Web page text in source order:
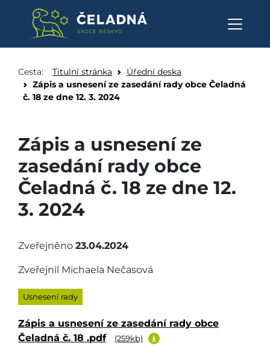
Cesta: Titulní stránka
Úřední deska
Zápis a usnesení ze zasedání rady obce Čeladná
č. 18 ze dne 12. 3. 2024
Zápis a usnesení ze
zasedání rady obce
Čeladná č. 18 ze dne 12.
3. 2024
Zveřejněno 23.04.2024
Zveřejnil Michaela Nečasová
Usnesení rady
Zápis a usnesení ze zasedání rady obce
Čeladná č. 18 .pdf
(259kb)